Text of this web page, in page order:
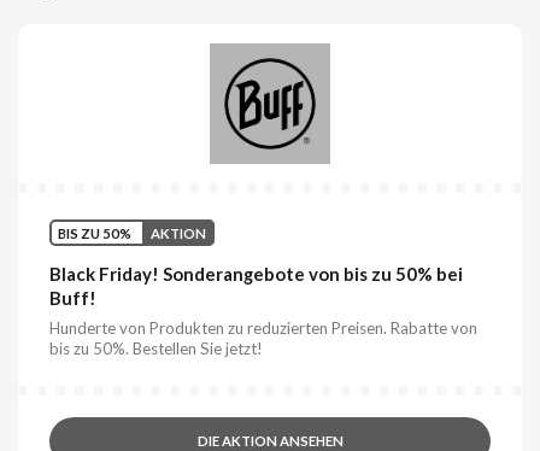
BIS ZU 50% AKTION
Black Friday! Sonderangebote von bis zu 50% bei
Buff!
Hunderte von Produkten zu reduzierten Preisen. Rabatte von
bis zu 50%. Bestellen Sie jetzt!
DIE AKTION ANSEHEN